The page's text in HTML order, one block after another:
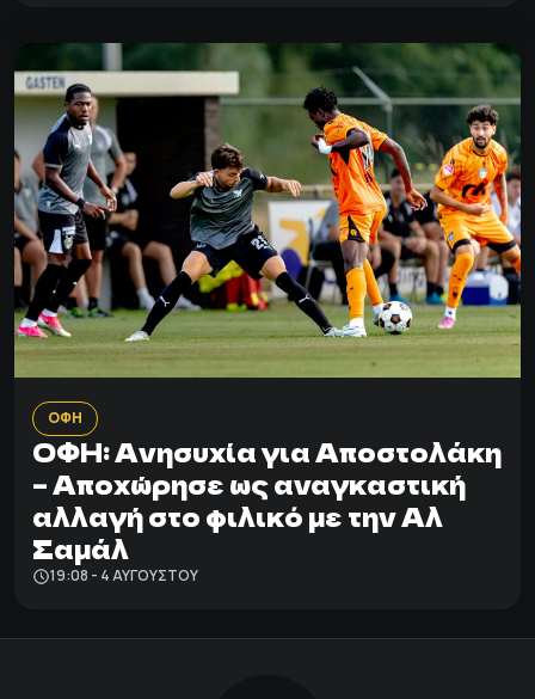
ΟΦΗ
ΟΦΗ: Ανησυχία για Αποστολάκη
– Αποχώρησε ως αναγκαστική
αλλαγή στο φιλικό με την Αλ
Σαμάλ
19:08 - 4 ΑΥΓΟΎΣΤΟΥ